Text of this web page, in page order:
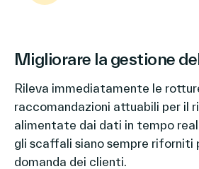
Migliorare la gestione
Rileva immediatamente le
raccomandazioni attuabili per il
alimentate dai dati in tempo
gli scaffali siano sempre riforniti
domanda dei clienti.